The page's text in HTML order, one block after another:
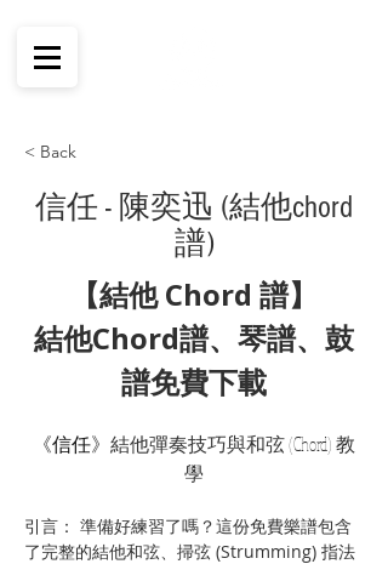
< Back
信任 - 陳奕迅 (結他chord
譜)
【結他 Chord 譜】
結他Chord譜、琴譜、鼓
譜免費下載
《信任》結他彈奏技巧與和弦 (Chord) 教
學
引言： 準備好練習了嗎？這份免費樂譜包含
了完整的結他和弦、掃弦 (Strumming) 指法